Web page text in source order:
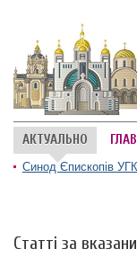
АКТУАЛЬНО
Синод Єпископів
Статті за